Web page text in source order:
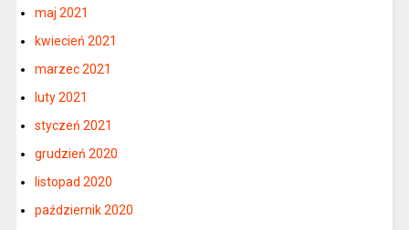
maj 2021
kwiecień 2021
marzec 2021
luty 2021
styczeń 2021
grudzień 2020
listopad 2020
październik 2020